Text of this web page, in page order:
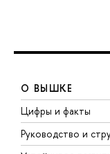
О ВЫШКЕ
Цифры и факты
Руководство и